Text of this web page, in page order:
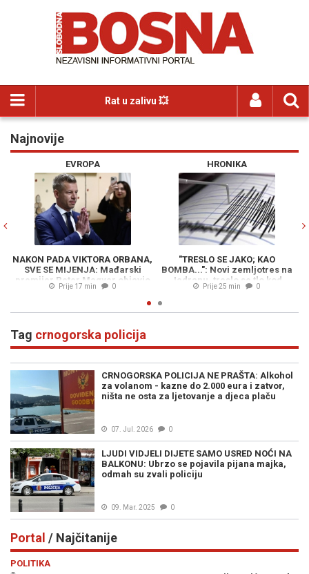
Rat u zalivu 💥
Najnovije
EVROPA
NAKON PADA VIKTORA ORBANA,
SVE SE MIJENJA: Mađarski
premijer Peter Magyar objavio
nevjerovatnu vijest...
Prije 17 min 0
HRONIKA
"TRESLO SE JAKO; KAO
BOMBA...": Novi zemljotres na
Jadranu, treslo se tlo kod
Dubrovnika...
Prije 25 min 0
Tag crnogorska policija
CRNOGORSKA POLICIJA NE PRAŠTA: Alkohol
za volanom - kazne do 2.000 eura i zatvor,
ništa ne osta za ljetovanje a djeca plaču
07. Jul. 2026 0
LJUDI VIDJELI DIJETE SAMO USRED NOĆI NA
BALKONU: Ubrzo se pojavila pijana majka,
odmah su zvali policiju
09. Mar. 2025 0
Portal / Najčitanije
POLITIKA